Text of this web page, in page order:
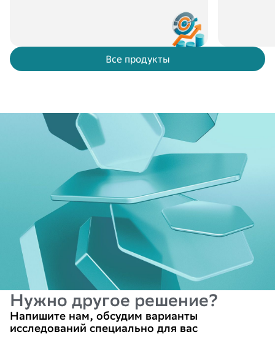
Все продукты
Нужно другое решение?
Напишите нам, обсудим варианты
исследований специально для вас